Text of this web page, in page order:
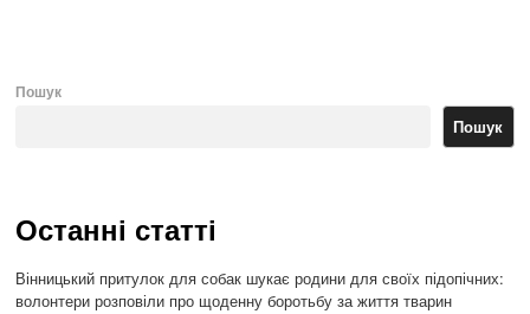
Пошук
Пошук
Останні статті
Вінницький притулок для собак шукає родини для своїх підопічних:
волонтери розповіли про щоденну боротьбу за життя тварин